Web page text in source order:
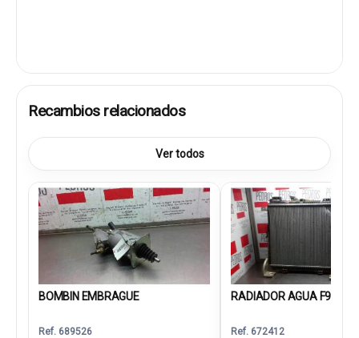
Recambios relacionados
Ver todos
BOMBIN EMBRAGUE
Ref. 689526
RADIADOR AGUA F91GH0
Ref. 672412